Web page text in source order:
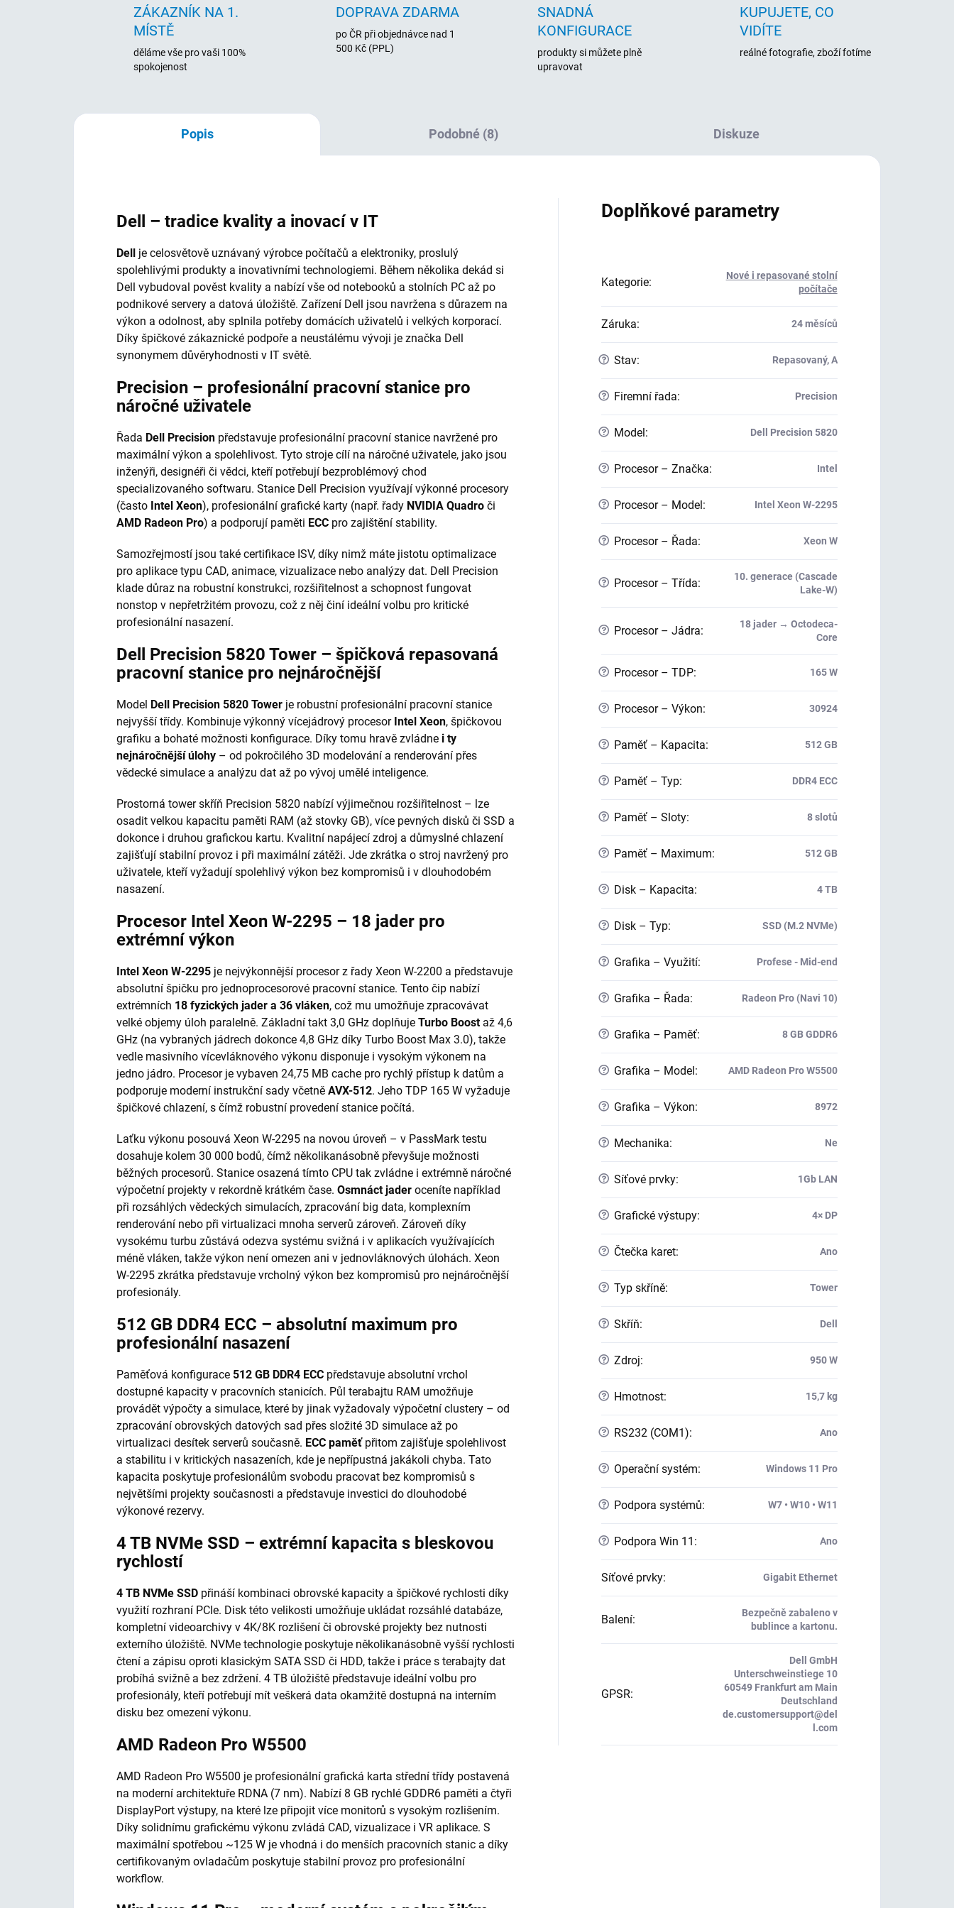
ZÁKAZNÍK NA 1.
MÍSTĚ
děláme vše pro vaši 100%
spokojenost
DOPRAVA ZDARMA
po ČR při objednávce nad 1
500 Kč (PPL)
SNADNÁ
KONFIGURACE
produkty si můžete plně
upravovat
KUPUJETE, CO
VIDÍTE
reálné fotografie, zboží fotíme
Popis Podobné (8) Diskuze
Dell – tradice kvality a inovací v IT
Dell je celosvětově uznávaný výrobce počítačů a elektroniky, proslulý
spolehlivými produkty a inovativními technologiemi. Během několika dekád si
Dell vybudoval pověst kvality a nabízí vše od notebooků a stolních PC až po
podnikové servery a datová úložiště. Zařízení Dell jsou navržena s důrazem na
výkon a odolnost, aby splnila potřeby domácích uživatelů i velkých korporací.
Díky špičkové zákaznické podpoře a neustálému vývoji je značka Dell
synonymem důvěryhodnosti v IT světě.
Precision – profesionální pracovní stanice pro
náročné uživatele
Řada Dell Precision představuje profesionální pracovní stanice navržené pro
maximální výkon a spolehlivost. Tyto stroje cílí na náročné uživatele, jako jsou
inženýři, designéři či vědci, kteří potřebují bezproblémový chod
specializovaného softwaru. Stanice Dell Precision využívají výkonné procesory
(často Intel Xeon), profesionální grafické karty (např. řady NVIDIA Quadro či
AMD Radeon Pro) a podporují paměti ECC pro zajištění stability.
Samozřejmostí jsou také certifikace ISV, díky nimž máte jistotu optimalizace
pro aplikace typu CAD, animace, vizualizace nebo analýzy dat. Dell Precision
klade důraz na robustní konstrukci, rozšiřitelnost a schopnost fungovat
nonstop v nepřetržitém provozu, což z něj činí ideální volbu pro kritické
profesionální nasazení.
Dell Precision 5820 Tower – špičková repasovaná
pracovní stanice pro nejnáročnější
Model Dell Precision 5820 Tower je robustní profesionální pracovní stanice
nejvyšší třídy. Kombinuje výkonný vícejádrový procesor Intel Xeon, špičkovou
grafiku a bohaté možnosti konfigurace. Díky tomu hravě zvládne i ty
nejnáročnější úlohy – od pokročilého 3D modelování a renderování přes
vědecké simulace a analýzu dat až po vývoj umělé inteligence.
Prostorná tower skříň Precision 5820 nabízí výjimečnou rozšiřitelnost – lze
osadit velkou kapacitu paměti RAM (až stovky GB), více pevných disků či SSD a
dokonce i druhou grafickou kartu. Kvalitní napájecí zdroj a důmyslné chlazení
zajišťují stabilní provoz i při maximální zátěži. Jde zkrátka o stroj navržený pro
uživatele, kteří vyžadují spolehlivý výkon bez kompromisů i v dlouhodobém
nasazení.
Procesor Intel Xeon W-2295 – 18 jader pro
extrémní výkon
Intel Xeon W-2295 je nejvýkonnější procesor z řady Xeon W-2200 a představuje
absolutní špičku pro jednoprocesorové pracovní stanice. Tento čip nabízí
extrémních 18 fyzických jader a 36 vláken, což mu umožňuje zpracovávat
velké objemy úloh paralelně. Základní takt 3,0 GHz doplňuje Turbo Boostaž 4,6
GHz (na vybraných jádrech dokonce 4,8 GHz díky Turbo Boost Max 3.0), takže
vedle masivního vícevláknového výkonu disponuje i vysokým výkonem na
jedno jádro. Procesor je vybaven 24,75 MB cache pro rychlý přístup k datům a
podporuje moderní instrukční sady včetně AVX-512. Jeho TDP 165 W vyžaduje
špičkové chlazení, s čímž robustní provedení stanice počítá.
Laťku výkonu posouvá Xeon W-2295 na novou úroveň – v PassMark testu
dosahuje kolem 30 000 bodů, čímž několikanásobně převyšuje možnosti
běžných procesorů. Stanice osazená tímto CPU tak zvládne i extrémně náročné
výpočetní projekty v rekordně krátkém čase. Osmnáct jader oceníte například
při rozsáhlých vědeckých simulacích, zpracování big data, komplexním
renderování nebo při virtualizaci mnoha serverů zároveň. Zároveň díky
vysokému turbu zůstává odezva systému svižná i v aplikacích využívajících
méně vláken, takže výkon není omezen ani v jednovláknových úlohách. Xeon
W-2295 zkrátka představuje vrcholný výkon bez kompromisů pro nejnáročnější
profesionály.
512 GB DDR4 ECC – absolutní maximum pro
profesionální nasazení
Paměťová konfigurace 512 GB DDR4 ECC představuje absolutní vrchol
dostupné kapacity v pracovních stanicích. Půl terabajtu RAM umožňuje
provádět výpočty a simulace, které by jinak vyžadovaly výpočetní clustery – od
zpracování obrovských datových sad přes složité 3D simulace až po
virtualizaci desítek serverů současně. ECC paměťpřitom zajišťuje spolehlivost
a stabilitu i v kritických nasazeních, kde je nepřípustná jakákoli chyba. Tato
kapacita poskytuje profesionálům svobodu pracovat bez kompromisů s
největšími projekty současnosti a představuje investici do dlouhodobé
výkonové rezervy.
4 TB NVMe SSD – extrémní kapacita s bleskovou
rychlostí
4 TB NVMe SSD přináší kombinaci obrovské kapacity a špičkové rychlosti díky
využití rozhraní PCIe. Disk této velikosti umožňuje ukládat rozsáhlé databáze,
kompletní videoarchivy v 4K/8K rozlišení či obrovské projekty bez nutnosti
externího úložiště. NVMe technologie poskytuje několikanásobně vyšší rychlosti
čtení a zápisu oproti klasickým SATA SSD či HDD, takže i práce s terabajty dat
probíhá svižně a bez zdržení. 4 TB úložiště představuje ideální volbu pro
profesionály, kteří potřebují mít veškerá data okamžitě dostupná na interním
disku bez omezení výkonu.
AMD Radeon Pro W5500
AMD Radeon Pro W5500 je profesionální grafická karta střední třídy postavená
na moderní architektuře RDNA (7 nm). Nabízí 8 GB rychlé GDDR6 paměti a čtyři
DisplayPort výstupy, na které lze připojit více monitorů s vysokým rozlišením.
Díky solidnímu grafickému výkonu zvládá CAD, vizualizace i VR aplikace. S
maximální spotřebou ~125 W je vhodná i do menších pracovních stanic a díky
certifikovaným ovladačům poskytuje stabilní provoz pro profesionální
workflow.
Doplňkové parametry
Kategorie:
Nové i repasované stolní
počítače
Záruka: 24 měsíců
? Stav: Repasovaný, A
? Firemní řada: Precision
? Model : Dell Precision 5820
? Procesor – Značka: Intel
? Procesor – Model : Intel Xeon W-2295
? Procesor – Řada: Xeon W
? Procesor – Třída:
10. generace (Cascade
Lake-W)
? Procesor – Jádra:
18 jader → Octodeca-
Core
? Procesor – TDP: 165 W
? Procesor – Výkon: 30924
? Paměť – Kapacita: 512 GB
? Paměť – Typ: DDR4 ECC
? Paměť – Sloty: 8 slotů
? Paměť – Maximum: 512 GB
? Disk – Kapacita: 4 TB
? Disk – Typ: SSD (M.2 NVMe)
? Grafika – Využití: Profese - Mid-end
? Grafika – Řada: Radeon Pro (Navi 10)
? Grafika – Paměť: 8 GB GDDR6
? Grafika – Model : AMD Radeon Pro W5500
? Grafika – Výkon: 8972
? Mechanika: Ne
? Síťové prvky: 1Gb LAN
? Grafické výstupy: 4× DP
? Čtečka karet: Ano
? Typ skříně: Tower
? Skříň: Dell
? Zdroj: 950 W
? Hmotnost: 15,7 kg
? RS232 (COM1): Ano
? Operační systém: Windows 11 Pro
? Podpora systémů: W7 • W10 • W11
? Podpora Win 11 : Ano
Síťové prvky: Gigabit Ethernet
Balení:
Bezpečně zabaleno v
bublince a kartonu.
GPSR:
Dell GmbH
Unterschweinstiege 10
60549 Frankfurt am Main
Deutschland
de.customersupport@del
l.com